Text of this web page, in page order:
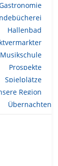
Hallenbad
Musikschule
Prospekte
Spielplätze
Region
Übernachten